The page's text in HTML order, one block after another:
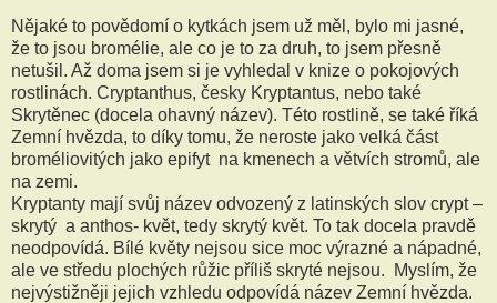
Nějaké to povědomí o kytkách jsem už měl, bylo mi jasné,
že to jsou bromélie, ale co je to za druh, to jsem přesně
netušil. Až doma jsem si je vyhledal v knize o pokojových
rostlinách. Cryptanthus, česky Kryptantus, nebo také
Skrytěnec (docela ohavný název). Této rostlině, se také říká
Zemní hvězda, to díky tomu, že neroste jako velká část
broméliovitých jako epifyt na kmenech a větvích stromů, ale
na zemi.
Kryptanty mají svůj název odvozený z latinských slov crypt –
skrytý a anthos- květ, tedy skrytý květ. To tak docela pravdě
neodpovídá. Bílé květy nejsou sice moc výrazné a nápadné,
ale ve středu plochých růžic příliš skryté nejsou. Myslím, že
nejvýstižněji jejich vzhledu odpovídá název Zemní hvězda.